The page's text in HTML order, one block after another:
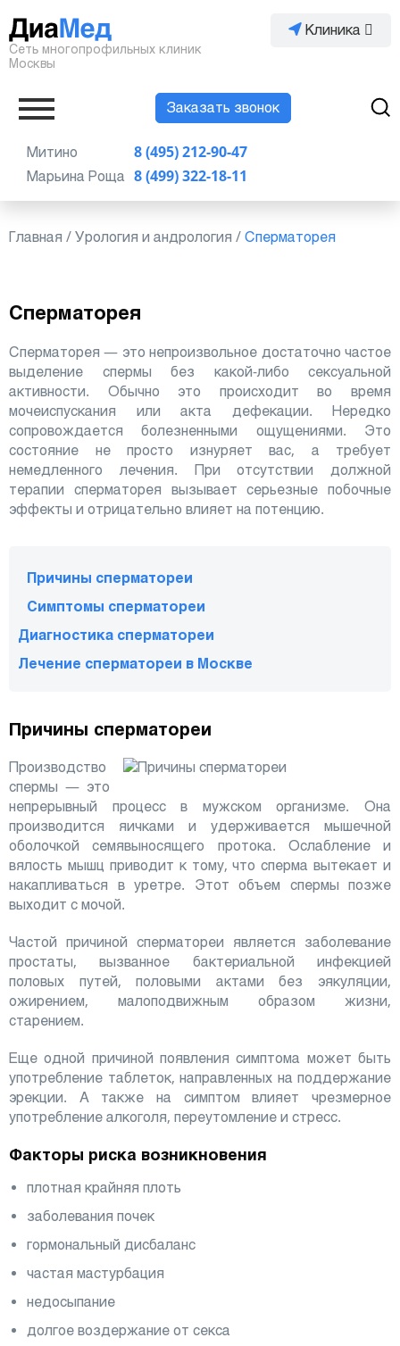
Сеть многопрофильных клиник
Москвы
Клиника
Заказать звонок
8 (495) 212-90-47
Митино
8 (499) 322-18-11
Марьина Роща
Главная / Урология и андрология / Сперматорея
Сперматорея
Сперматорея — это непроизвольное достаточно частое
выделение спермы без какой-либо сексуальной
активности. Обычно это происходит во время
мочеиспускания или акта дефекации. Нередко
сопровождается болезненными ощущениями. Это
состояние не просто изнуряет вас, а требует
немедленного лечения. При отсутствии должной
терапии сперматорея вызывает серьезные побочные
эффекты и отрицательно влияет на потенцию.
Причины сперматореи
Симптомы сперматореи
Диагностика сперматореи
Лечение сперматореи в Москве
Причины сперматореи
Производство
спермы — это
непрерывный процесс в мужском организме. Она
производится яичками и удерживается мышечной
оболочкой семявыносящего протока. Ослабление и
вялость мышц приводит к тому, что сперма вытекает и
накапливаться в уретре. Этот объем спермы позже
выходит с мочой.
Частой причиной сперматореи является заболевание
простаты, вызванное бактериальной инфекцией
половых путей, половыми актами без эякуляции,
ожирением, малоподвижным образом жизни,
старением.
Еще одной причиной появления симптома может быть
употребление таблеток, направленных на поддержание
эрекции. А также на симптом влияет чрезмерное
употребление алкоголя, переутомление и стресс.
Факторы риска возникновения
плотная крайняя плоть
заболевания почек
гормональный дисбаланс
частая мастурбация
недосыпание
долгое воздержание от секса